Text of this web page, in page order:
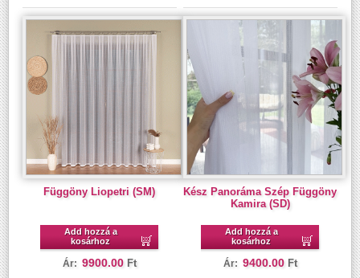
Függöny Liopetri (SM)
Add hozzá a
kosárhoz
Ár: 9900.00 Ft
Kész Panoráma Szép Függöny
Kamira (SD)
Add hozzá a
kosárhoz
Ár: 9400.00 Ft